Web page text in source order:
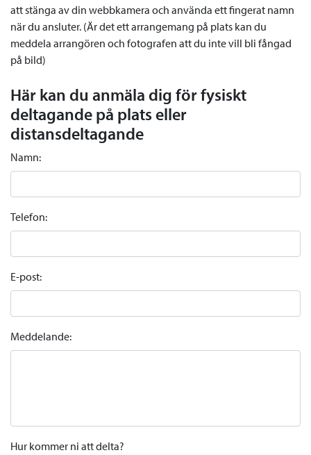
att stänga av din webbkamera och använda ett fingerat namn
när du ansluter. (Är det ett arrangemang på plats kan du
meddela arrangören och fotografen att du inte vill bli fångad
på bild)
Här kan du anmäla dig för fysiskt
deltagande på plats eller
distansdeltagande
Namn:
Telefon:
E-post:
Meddelande:
Hur kommer ni att delta?